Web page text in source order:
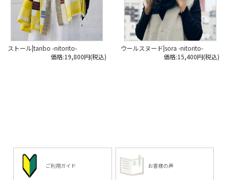
自分でアレンジすることで、
より愛着が湧きそうです。
————
もともと様々なハイブランドの製品
を
製造してきた青文テキスタイルさん
友達登録で５００円OFFクーポンを
プレゼント！
▽友だち登録はコチラから▽
@iimonoya
ストール|tanbo -nitorito-
価格:19,800円(税込)
ウールスヌード|sora -nitorito-
価格:15,400円(税込)
ご利用ガイド お客様の声